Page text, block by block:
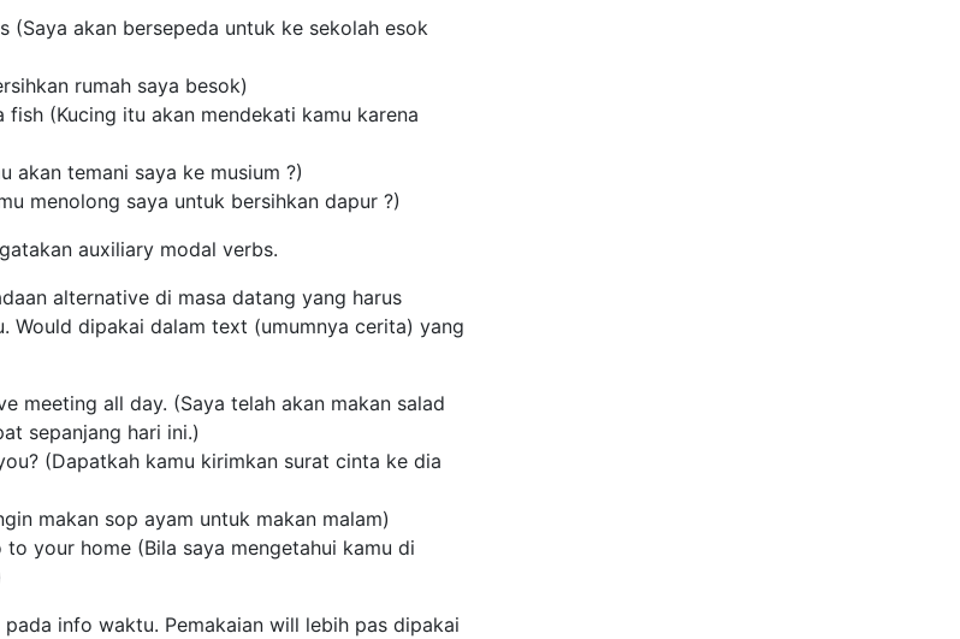
akan bersepeda untuk ke sekolah esok
rumah saya besok)
(Kucing itu akan mendekati kamu karena
akan temani saya ke musium ?)
menolong saya untuk bersihkan dapur ?)
auxiliary modal verbs.
alternative di masa datang yang harus
Would dipakai dalam text (umumnya cerita) yang
meeting all day. (Saya telah akan makan salad
sepanjang hari ini.)
(Dapatkah kamu kirimkan surat cinta ke dia
makan sop ayam untuk makan malam)
your home (Bila saya mengetahui kamu di
info waktu. Pemakaian will lebih pas dipakai